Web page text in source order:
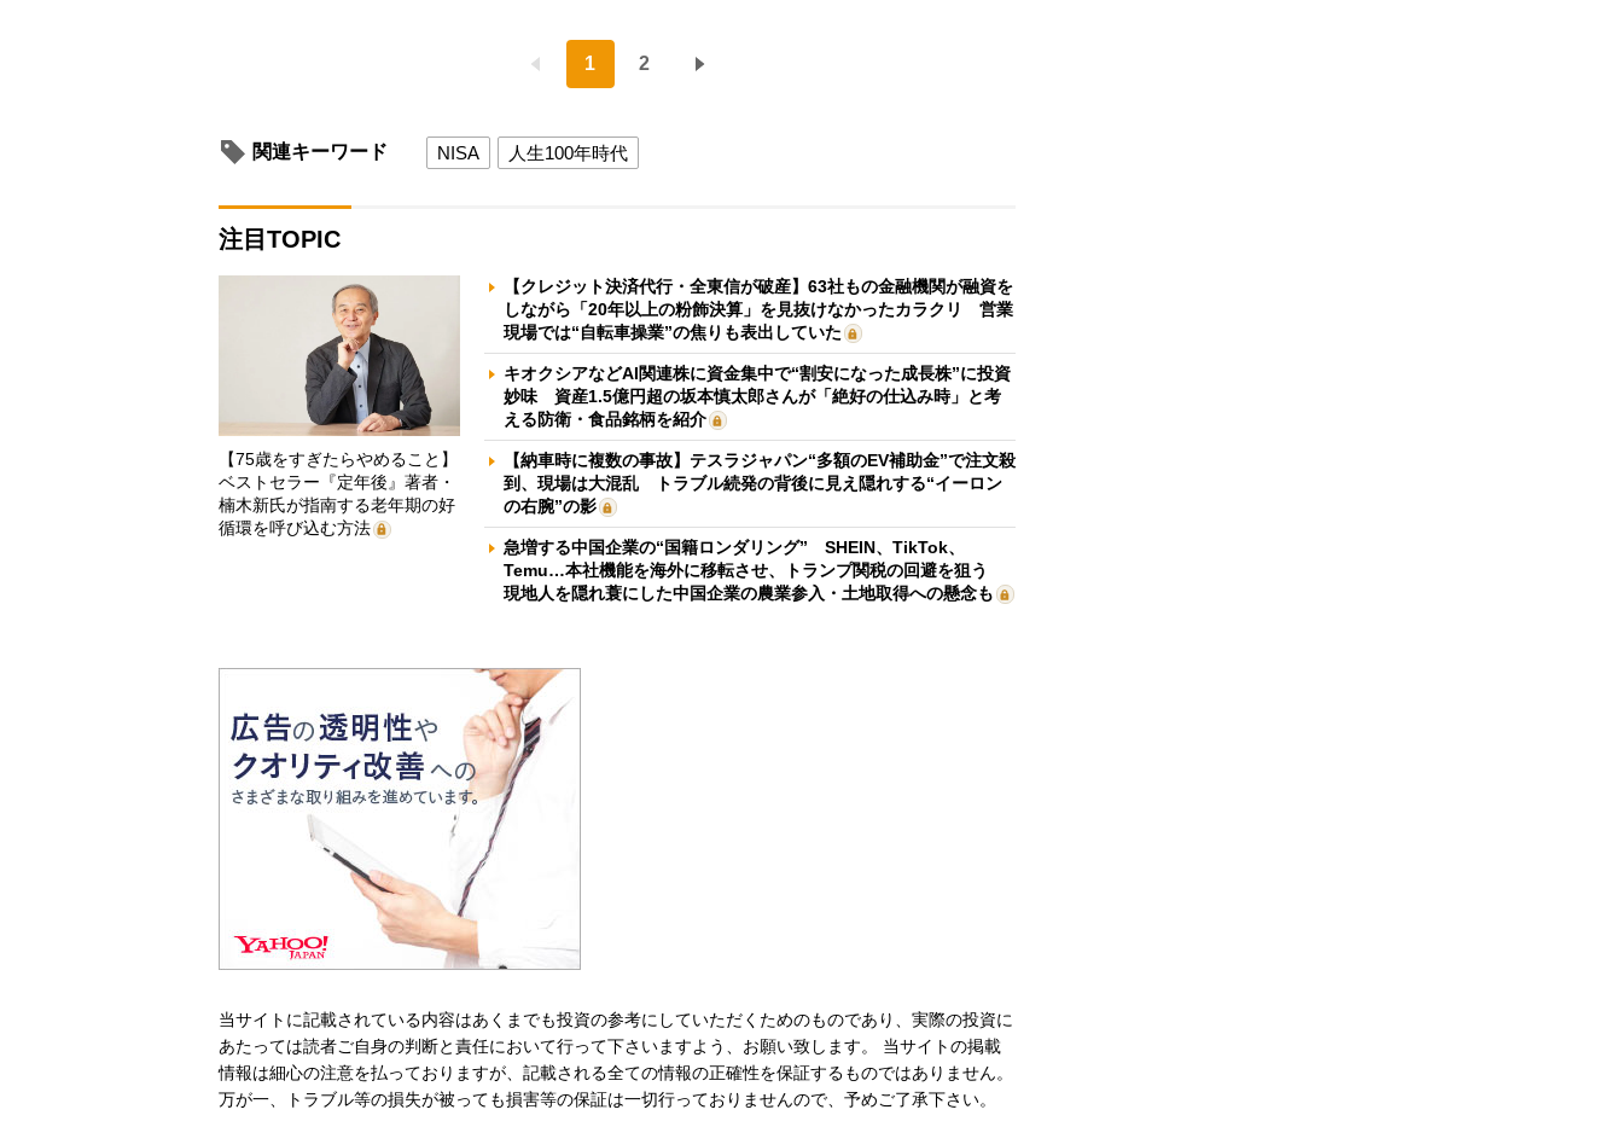
1 2
関連キーワード NISA 人生100年時代
注目TOPIC
【75歳をすぎたらやめること】
ベストセラー『定年後』著者・
楠木新氏が指南する老年期の好
循環を呼び込む方法
【クレジット決済代行・全東信が破産】63社もの金融機関が融資を
しながら「20年以上の粉飾決算」を見抜けなかったカラクリ 営業
現場では“自転車操業”の焦りも表出していた
キオクシアなどAI関連株に資金集中で“割安になった成長株”に投資
妙味 資産1.5億円超の坂本慎太郎さんが「絶好の仕込み時」と考
える防衛・食品銘柄を紹介
【納車時に複数の事故】テスラジャパン“多額のEV補助金”で注文殺
到、現場は大混乱 トラブル続発の背後に見え隠れする“イーロン
の右腕”の影
急増する中国企業の“国籍ロンダリング” SHEIN、TikTok、
Temu…本社機能を海外に移転させ、トランプ関税の回避を狙う
現地人を隠れ蓑にした中国企業の農業参入・土地取得への懸念も
当サイトに記載されている内容はあくまでも投資の参考にしていただくためのものであり、実際の投資に
あたっては読者ご自身の判断と責任において行って下さいますよう、お願い致します。 当サイトの掲載
情報は細心の注意を払っておりますが、記載される全ての情報の正確性を保証するものではありません。
万が一、トラブル等の損失が被っても損害等の保証は一切行っておりませんので、予めご了承下さい。